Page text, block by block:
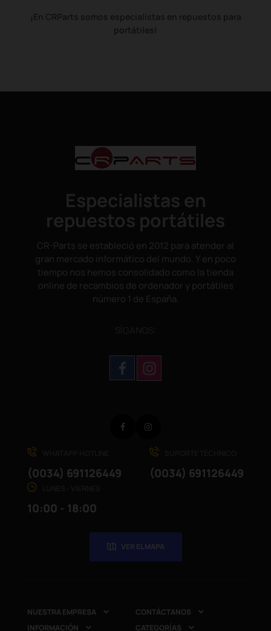
¡En CRParts somos especialistas en repuestos para
portátiles!
Especialistas en
repuestos portátiles
CR-Parts se estableció en 2012 para atender al
gran mercado informático del mundo. Y en poco
tiempo nos hemos consolidado como la tienda
online de recambios de ordenador y portátiles
número 1 de España.
(0034) 691126449 (0034) 691126449
10:00 - 18:00
VER EL MAPA
Facebook
NUESTRA EMPRESA  CONTÁCTANOS 
INFORMACIÓN  CATEGORÍAS 